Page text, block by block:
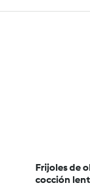
Frijoles de
cocción